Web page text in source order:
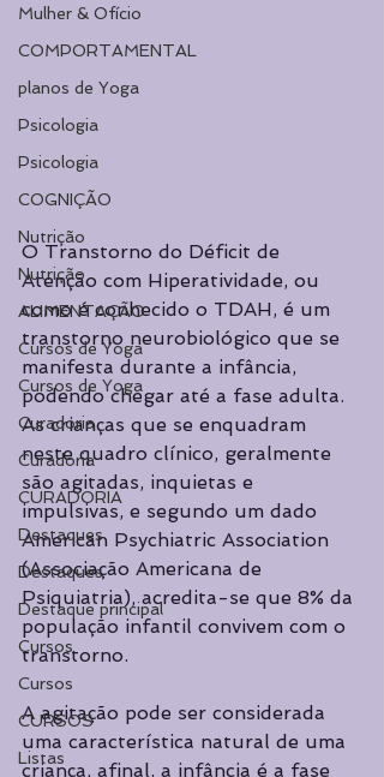
Mulher & Ofício
COMPORTAMENTAL
planos de Yoga
Psicologia
Psicologia
COGNIÇÃO
Nutrição
Nutrição
ALIMENTAÇÃO
Cursos de Yoga
Cursos de Yoga
Curadoria
Curadoria
CURADORIA
Destaques
Destaques
Destaque principal
Cursos
Cursos
CURSOS
Listas
O Transtorno do Déficit de
Atenção com Hiperatividade, ou
como é conhecido o TDAH, é um
transtorno neurobiológico que se
manifesta durante a infância,
podendo chegar até a fase adulta.
As crianças que se enquadram
neste quadro clínico, geralmente
são agitadas, inquietas e
impulsivas, e segundo um dado
American Psychiatric Association
(Associação Americana de
Psiquiatria), acredita-se que 8% da
população infantil convivem com o
transtorno.
A agitação pode ser considerada
uma característica natural de uma
criança, afinal, a infância é a fase